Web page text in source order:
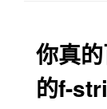
你真
的f-